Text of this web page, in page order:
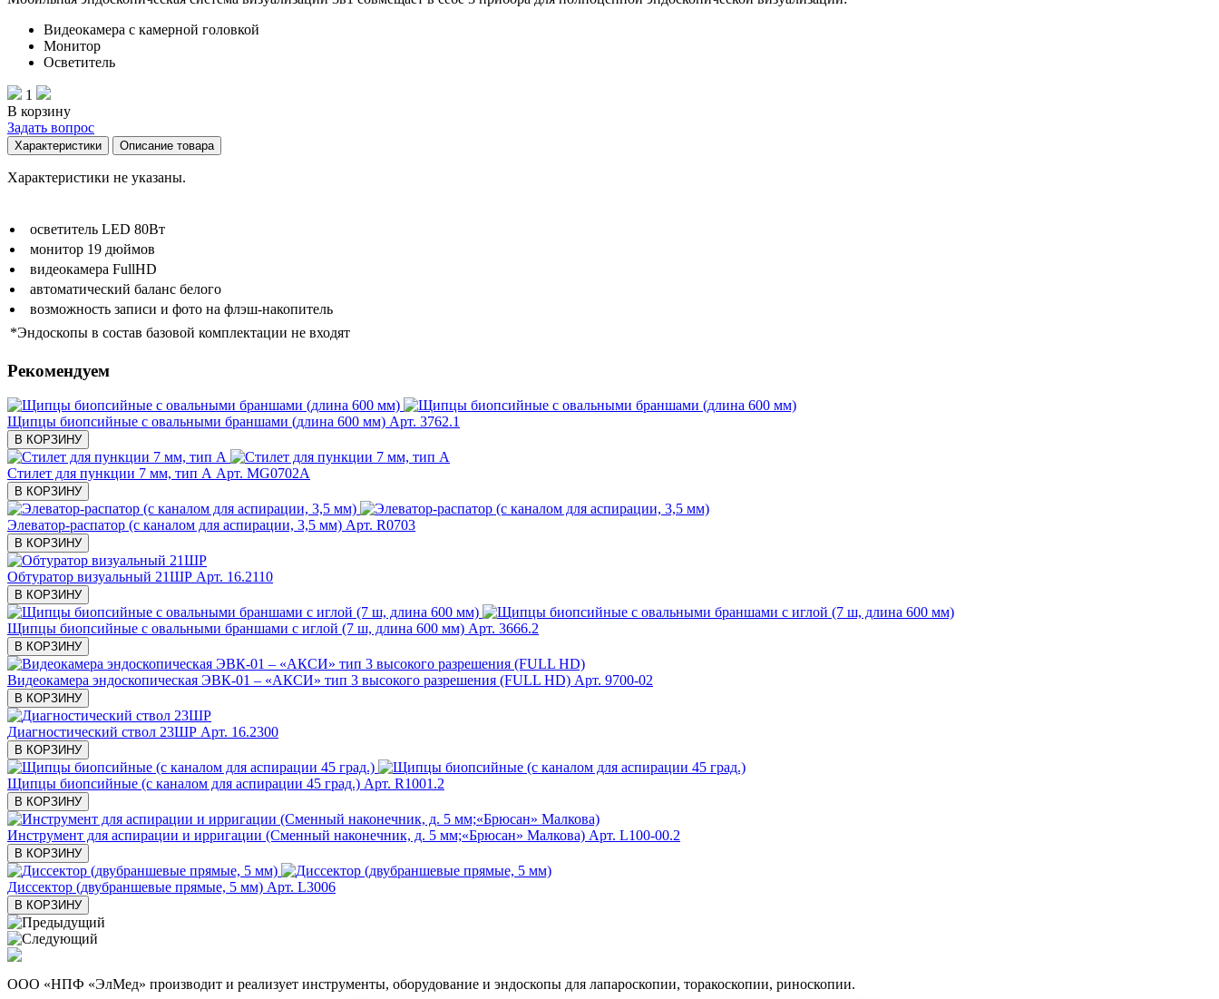
Видеокамера с камерной головкой
Монитор
Осветитель
1
В корзину
Задать вопрос
Характеристики Описание товара
Характеристики не указаны.
осветитель LED 80Вт
монитор 19 дюймов
видеокамера FullHD
автоматический баланс белого
возможность записи и фото на флэш-накопитель
*Эндоскопы в состав базовой комплектации не входят
Рекомендуем
Щипцы биопсийные с овальными браншами (длина 600 мм) Арт. 3762.1
В КОРЗИНУ
Стилет для пункции 7 мм, тип А Арт. MG0702А
В КОРЗИНУ
Элеватор-распатор (с каналом для аспирации, 3,5 мм) Арт. R0703
В КОРЗИНУ
Обтуратор визуальный 21ШР Арт. 16.2110
В КОРЗИНУ
Щипцы биопсийные с овальными браншами с иглой (7 ш, длина 600 мм) Арт. 3666.2
В КОРЗИНУ
Видеокамера эндоскопическая ЭВК-01 – «АКСИ» тип 3 высокого разрешения (FULL HD) Арт. 9700-02
В КОРЗИНУ
Диагностический ствол 23ШР Арт. 16.2300
В КОРЗИНУ
Щипцы биопсийные (с каналом для аспирации 45 град.) Арт. R1001.2
В КОРЗИНУ
Инструмент для аспирации и ирригации (Сменный наконечник, д. 5 мм;«Брюсан» Малкова) Арт. L100-00.2
В КОРЗИНУ
Диссектор (двубраншевые прямые, 5 мм) Арт. L3006
В КОРЗИНУ
ООО «НПФ «ЭлМед» производит и реализует инструменты, оборудование и эндоскопы для лапароскопии, торакоскопии, риноскопии.